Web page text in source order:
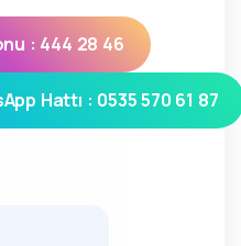
: 444 28 46
Hattı : 0535 570 61 87